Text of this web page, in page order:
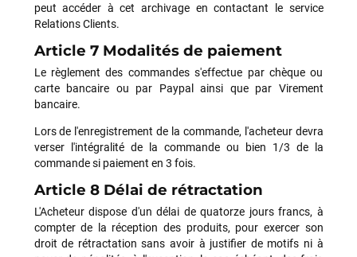
peut accéder à cet archivage en contactant le service
Relations Clients.
Article 7 Modalités de paiement
Le règlement des commandes s'effectue par chèque ou
carte bancaire ou par Paypal ainsi que par Virement
bancaire.
Lors de l'enregistrement de la commande, l'acheteur devra
verser l'intégralité de la commande ou bien 1/3 de la
commande si paiement en 3 fois.
Article 8 Délai de rétractation
L'Acheteur dispose d'un délai de quatorze jours francs, à
compter de la réception des produits, pour exercer son
droit de rétractation sans avoir à justifier de motifs ni à